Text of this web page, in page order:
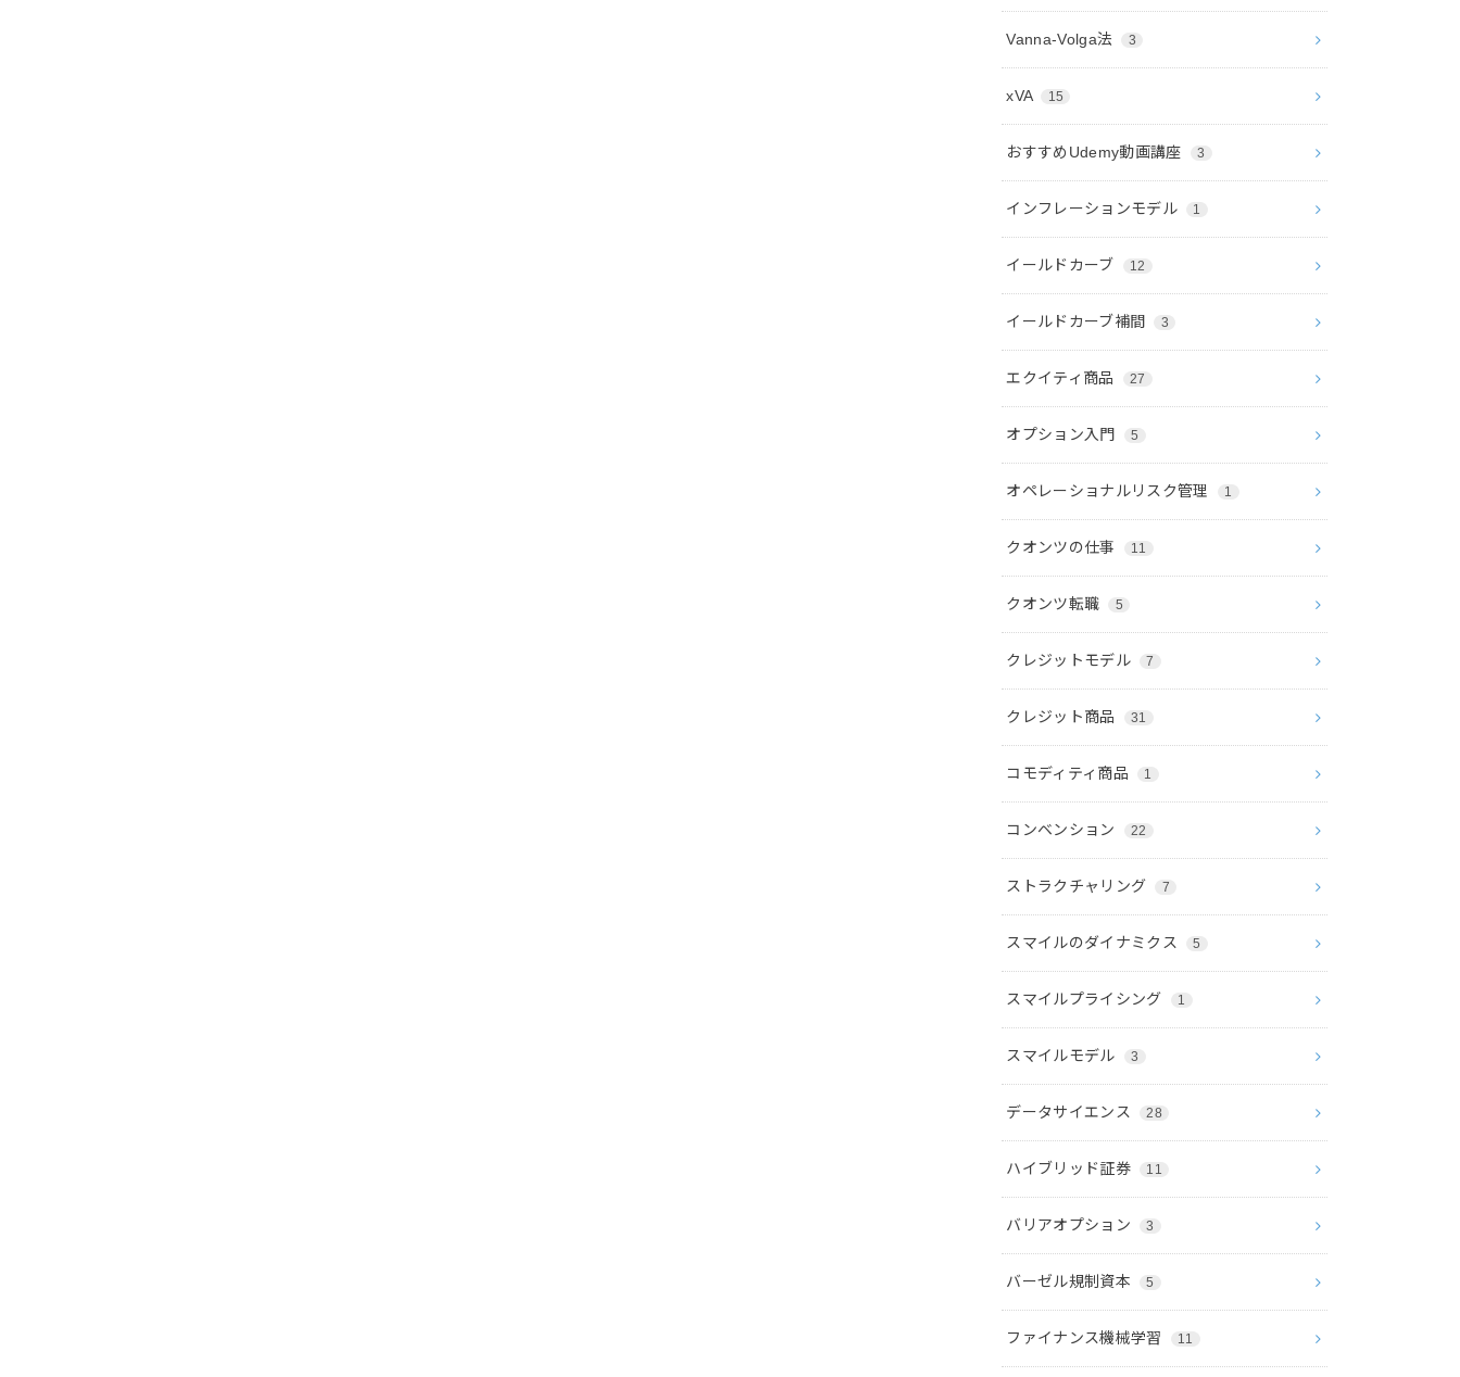
Vanna-Volga法 3
xVA 15
おすすめUdemy動画講座 3
インフレーションモデル 1
イールドカーブ 12
イールドカーブ補間 3
エクイティ商品 27
オプション入門 5
オペレーショナルリスク管理 1
クオンツの仕事 11
クオンツ転職 5
クレジットモデル 7
クレジット商品 31
コモディティ商品 1
コンベンション 22
ストラクチャリング 7
スマイルのダイナミクス 5
スマイルプライシング 1
スマイルモデル 3
データサイエンス 28
ハイブリッド証券 11
バリアオプション 3
バーゼル規制資本 5
ファイナンス機械学習 11